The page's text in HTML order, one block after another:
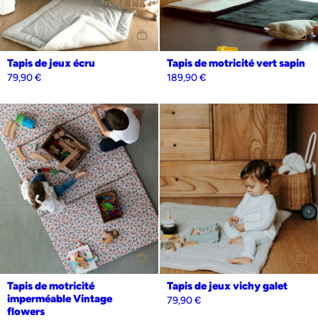
Tapis de jeux écru
79,90€
Tapis de motricité vert sapin
189,90€
Tapis de motricité
imperméable Vintage
flowers
Personnalisation Oui Non
Tapis de jeux vichy galet
79,90€